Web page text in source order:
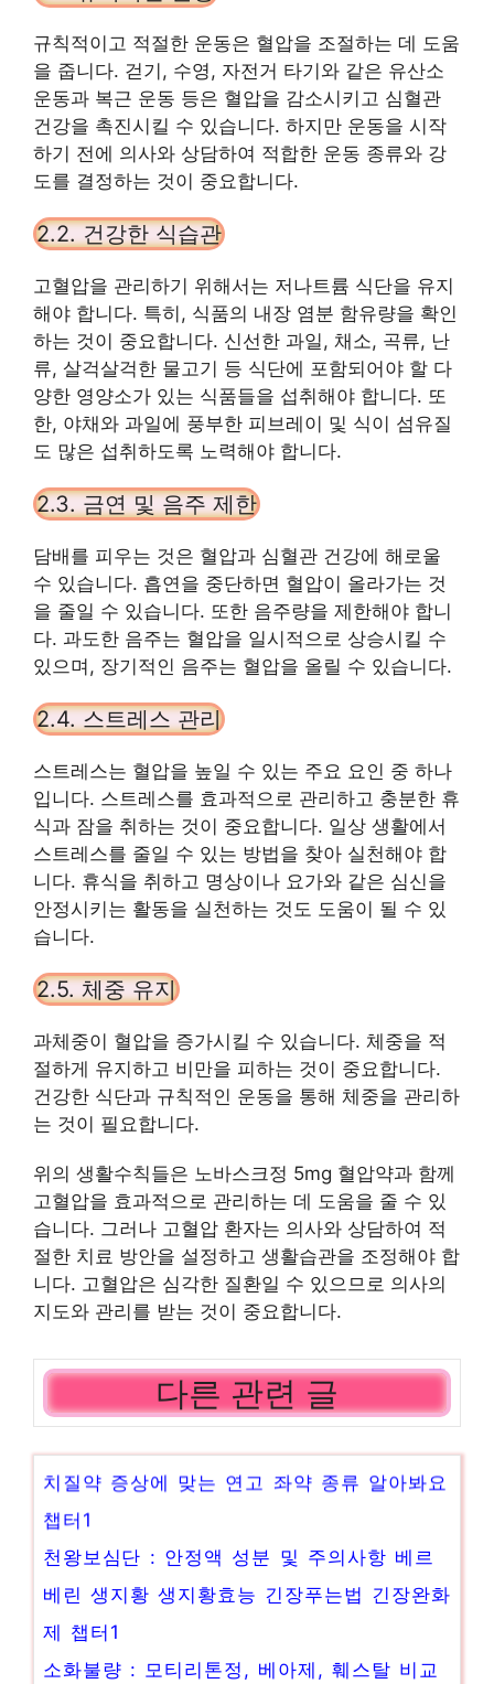
규칙적이고 적절한 운동은 혈압을 조절하는 데 도움
을 줍니다. 걷기, 수영, 자전거 타기와 같은 유산소
운동과 복근 운동 등은 혈압을 감소시키고 심혈관
건강을 촉진시킬 수 있습니다. 하지만 운동을 시작
하기 전에 의사와 상담하여 적합한 운동 종류와 강
도를 결정하는 것이 중요합니다.
2.2. 건강한 식습관
고혈압을 관리하기 위해서는 저나트륨 식단을 유지
해야 합니다. 특히, 식품의 내장 염분 함유량을 확인
하는 것이 중요합니다. 신선한 과일, 채소, 곡류, 난
류, 살걱살걱한 물고기 등 식단에 포함되어야 할 다
양한 영양소가 있는 식품들을 섭취해야 합니다. 또
한, 야채와 과일에 풍부한 피브레이 및 식이 섬유질
도 많은 섭취하도록 노력해야 합니다.
2.3. 금연 및 음주 제한
담배를 피우는 것은 혈압과 심혈관 건강에 해로울
수 있습니다. 흡연을 중단하면 혈압이 올라가는 것
을 줄일 수 있습니다. 또한 음주량을 제한해야 합니
다. 과도한 음주는 혈압을 일시적으로 상승시킬 수
있으며, 장기적인 음주는 혈압을 올릴 수 있습니다.
2.4. 스트레스 관리
스트레스는 혈압을 높일 수 있는 주요 요인 중 하나
입니다. 스트레스를 효과적으로 관리하고 충분한 휴
식과 잠을 취하는 것이 중요합니다. 일상 생활에서
스트레스를 줄일 수 있는 방법을 찾아 실천해야 합
니다. 휴식을 취하고 명상이나 요가와 같은 심신을
안정시키는 활동을 실천하는 것도 도움이 될 수 있
습니다.
2.5. 체중 유지
과체중이 혈압을 증가시킬 수 있습니다. 체중을 적
절하게 유지하고 비만을 피하는 것이 중요합니다.
건강한 식단과 규칙적인 운동을 통해 체중을 관리하
는 것이 필요합니다.
위의 생활수칙들은 노바스크정 5mg 혈압약과 함께
고혈압을 효과적으로 관리하는 데 도움을 줄 수 있
습니다. 그러나 고혈압 환자는 의사와 상담하여 적
절한 치료 방안을 설정하고 생활습관을 조정해야 합
니다. 고혈압은 심각한 질환일 수 있으므로 의사의
지도와 관리를 받는 것이 중요합니다.
다른 관련 글
치질약 증상에 맞는 연고 좌약 종류 알아봐요
챕터1
천왕보심단 : 안정액 성분 및 주의사항 베르
베린 생지황 생지황효능 긴장푸는법 긴장완화
제 챕터1
소화불량 : 모티리톤정, 베아제, 훼스탈 비교